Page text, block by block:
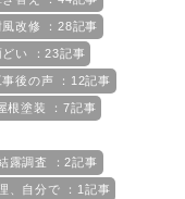
風改修 ：28記事
どい ：23記事
事後の声 ：12記事
根塗装 ：7記事
露調査 ：2記事
、自分で ：1記事